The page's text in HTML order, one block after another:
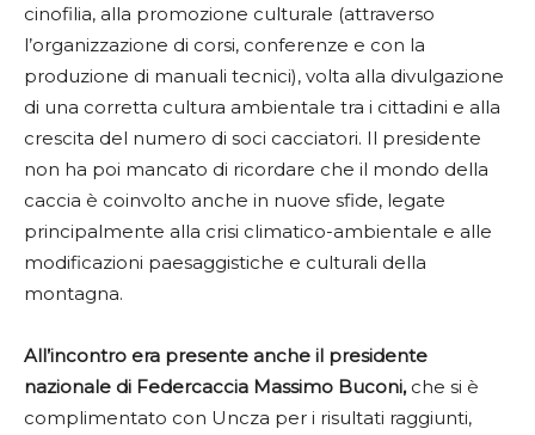
cinofilia, alla promozione culturale (attraverso
l’organizzazione di corsi, conferenze e con la
produzione di manuali tecnici), volta alla divulgazione
di una corretta cultura ambientale tra i cittadini e alla
crescita del numero di soci cacciatori. Il presidente
non ha poi mancato di ricordare che il mondo della
caccia è coinvolto anche in nuove sfide, legate
principalmente alla crisi climatico-ambientale e alle
modificazioni paesaggistiche e culturali della
montagna.
All’incontro era presente anche il presidente
nazionale di Federcaccia Massimo Buconi,che si è
complimentato con Uncza per i risultati raggiunti,